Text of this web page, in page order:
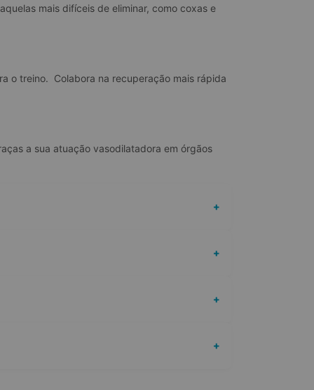
mais difíceis de eliminar, como coxas e
o treino.  Colabora na recuperação mais rápida
a sua atuação vasodilatadora em órgãos
+
+
+
+